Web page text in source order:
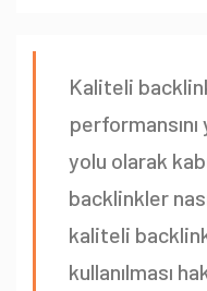
Kaliteli
yolu olarak
backlinkler
kaliteli
kullanılması